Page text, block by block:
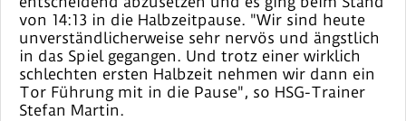
von 14:13 in die Halbzeitpause. "Wir sind heute
unverständlicherweise sehr nervös und ängstlich
in das Spiel gegangen. Und trotz einer wirklich
schlechten ersten Halbzeit nehmen wir dann ein
Tor Führung mit in die Pause", so HSG-Trainer
Stefan Martin.